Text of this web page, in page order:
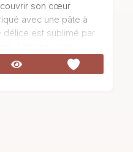
son cœur
avec une pâte à
est sublimé par
est un réel délice
votre palais. Dégustez